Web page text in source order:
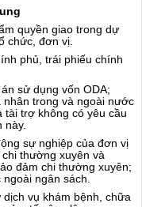
quyền giao trong dự
chức, đơn vị.
phủ, trái phiếu chính
sử dụng vốn ODA;
trong và ngoài nước
tài trợ không có yêu cầu
này.
sự nghiệp của đơn vị
thường xuyên và
đảm chi thường xuyên;
ngoài ngân sách.
vụ khám bệnh, chữa